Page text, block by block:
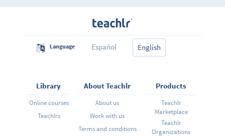
Si tienes alguna duda, sólo deja un comentario en el
te gustará, además, ¡es gratis!
Language Español English
Library
Online courses
Teachlrs
About Teachlr
About us
Work with us
Terms and conditions
Products
Teachlr
Marketplace
Teachlr
Organizations